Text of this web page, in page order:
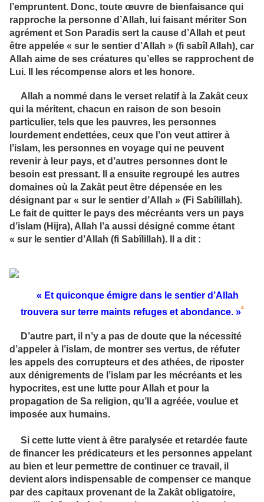
l’empruntent. Donc, toute œuvre de bienfaisance qui
rapproche la personne d’Allah, lui faisant mériter Son
agrément et Son Paradis sert la cause d’Allah et peut
être appelée « sur le sentier d’Allah » (fi sabîl Allah), car
Allah aime de ses créatures qu’elles se rapprochent de
Lui. Il les récompense alors et les honore.
Allah a nommé dans le verset relatif à la Zakât ceux
qui la méritent, chacun en raison de son besoin
particulier, tels que les pauvres, les personnes
lourdement endettées, ceux que l’on veut attirer à
l’islam, les personnes en voyage qui ne peuvent
revenir à leur pays, et d’autres personnes dont le
besoin est pressant. Il a ensuite regroupé les autres
domaines où la Zakât peut être dépensée en les
désignant par « sur le sentier d’Allah » (Fi Sabîlillah).
Le fait de quitter le pays des mécréants vers un pays
d’islam (Hijra), Allah l’a aussi désigné comme étant
« sur le sentier d’Allah (fi Sabîlillah). Il a dit :
« Et quiconque émigre dans le sentier d’Allah
trouvera sur terre maints refuges et abondance. »4
D’autre part, il n’y a pas de doute que la nécessité
d’appeler à l’islam, de montrer ses vertus, de réfuter
les appels des corrupteurs et des athées, de riposter
aux dénigrements de l’islam par les mécréants et les
hypocrites, est une lutte pour Allah et pour la
propagation de Sa religion, qu’Il a agréée, voulue et
imposée aux humains.
Si cette lutte vient à être paralysée et retardée faute
de financer les prédicateurs et les personnes appelant
au bien et leur permettre de continuer ce travail, il
devient alors indispensable de compenser ce manque
par des capitaux provenant de la Zakât obligatoire,